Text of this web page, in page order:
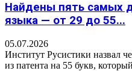
Найдены пять самых
языка — от 29 до 55...
05.07.2026
Институт Русистики назвал
из патента на 55 букв,